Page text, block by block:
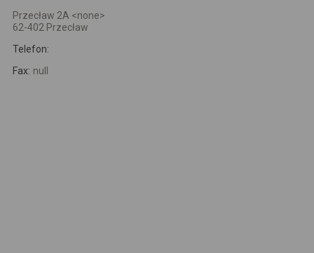
Przecław 2A <none>
62-402 Przecław
Telefon:
Fax: null